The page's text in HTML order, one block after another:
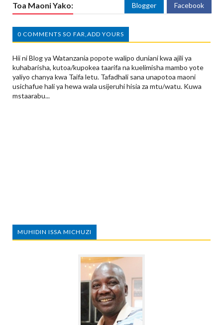
Toa Maoni Yako: Blogger Facebook
0 COMMENTS SO FAR,ADD YOURS
Hii ni Blog ya Watanzania popote walipo duniani kwa ajili ya
kuhabarisha, kutoa/kupokea taarifa na kuelimisha mambo yote
yaliyo chanya kwa Taifa letu. Tafadhali sana unapotoa maoni
usichafue hali ya hewa wala usijeruhi hisia za mtu/watu. Kuwa
mstaarabu...
MUHIDIN ISSA MICHUZI